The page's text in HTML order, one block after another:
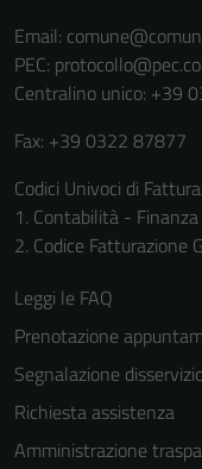
Email:
PEC:
Centralino unico: +39
Fax: +39 0322 87877
Codici Univoci di
1. Contabilità -
2. Codice Fatturazione
Leggi le FAQ
Prenotazione
Segnalazione
Richiesta assistenza
Amministrazione